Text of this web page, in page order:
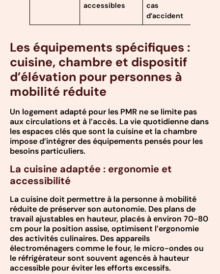
accessibles
cas
d’accident
Les équipements spécifiques :
cuisine, chambre et dispositif
d’élévation pour personnes à
mobilité réduite
Un logement adapté pour les PMR ne se limite pas
aux circulations et à l’accès. La vie quotidienne dans
les espaces clés que sont la cuisine et la chambre
impose d’intégrer des équipements pensés pour les
besoins particuliers.
La cuisine adaptée : ergonomie et
accessibilité
La cuisine doit permettre à la personne à mobilité
réduite de préserver son autonomie. Des plans de
travail ajustables en hauteur, placés à environ 70-80
cm pour la position assise, optimisent l’ergonomie
des activités culinaires. Des appareils
électroménagers comme le four, le micro-ondes ou
le réfrigérateur sont souvent agencés à hauteur
accessible pour éviter les efforts excessifs.